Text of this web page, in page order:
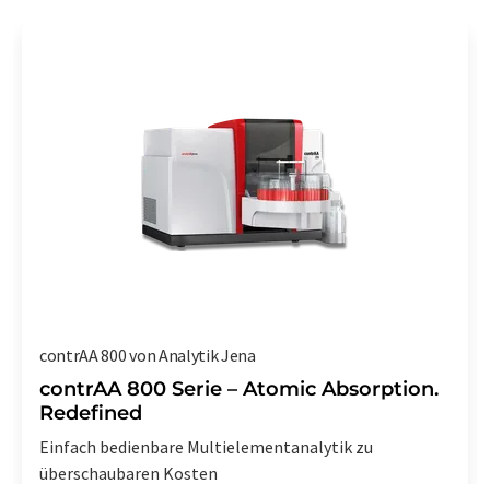
contrAA 800 von Analytik Jena
contrAA 800 Serie – Atomic Absorption.
Redefined
Einfach bedienbare Multielementanalytik zu
überschaubaren Kosten